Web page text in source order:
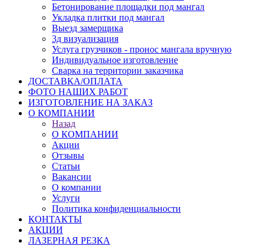
Бетонирование площадки под мангал
Укладка плитки под мангал
Выезд замерщика
3д визуализация
Услуга грузчиков - пронос мангала вручную
Индивидуальное изготовление
Сварка на территории заказчика
ДОСТАВКА/ОПЛАТА
ФОТО НАШИХ РАБОТ
ИЗГОТОВЛЕНИЕ НА ЗАКАЗ
О КОМПАНИИ
Назад
О КОМПАНИИ
Акции
Отзывы
Статьи
Вакансии
О компании
Услуги
Политика конфиденциальности
КОНТАКТЫ
АКЦИИ
ЛАЗЕРНАЯ РЕЗКА